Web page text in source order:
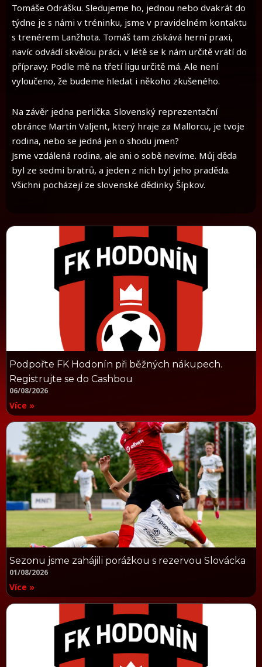
Tomáše Odrášku. Sledujeme ho, jednou nebo dvakrát do
týdne je s námi v tréninku, jsme v pravidelném kontaktu
s trenérem Lanžhota. Tomáš tam získává herní praxi,
navíc odvádí skvělou práci, v létě se k nám určitě vrátí do
přípravy. Podle mě na třetí ligu určitě má. Ale není
vyloučeno, že budeme hledat i někoho zkušeného.
Na závěr jedna perlička. Slovenský reprezentační
obránce Martin Valjent, který hraje za Mallorcu, je tvoje
rodina, nebo se jedná jen o shodu jmen?
Jsme vzdálená rodina, ale ani o sobě nevíme. Můj děda
byl ze sedmi bratrů, a jeden z nich byl jeho praděda.
Všichni pocházejí ze slovenské dědinky Šípkov.
Podpořte FK Hodonín při běžných nákupech.
Registrujte se do Cashbou
06/08/2026
Více »
Sezonu jsme zahájili porážkou s rezervou Slovácka
01/08/2026
Více »